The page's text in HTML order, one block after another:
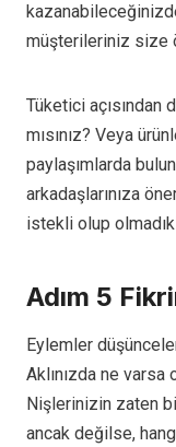
müşterileriniz size
Tüketici açısından
mısınız? Veya
paylaşımlarda
arkadaşlarınıza
istekli olup
Adım 5
Eylemler
Aklınızda ne
Nişlerinizin zaten
ancak değilse,